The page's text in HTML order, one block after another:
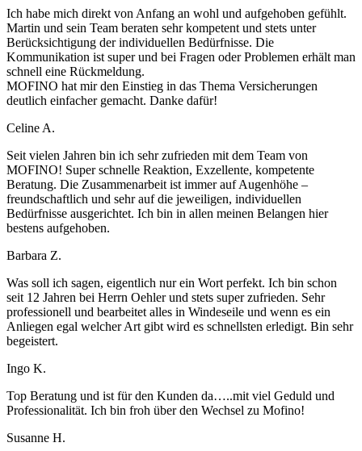
Ich habe mich direkt von Anfang an wohl und aufgehoben gefühlt.
Martin und sein Team beraten sehr kompetent und stets unter
Berücksichtigung der individuellen Bedürfnisse. Die
Kommunikation ist super und bei Fragen oder Problemen erhält man
schnell eine Rückmeldung.
MOFINO hat mir den Einstieg in das Thema Versicherungen
deutlich einfacher gemacht. Danke dafür!
Celine A.
Seit vielen Jahren bin ich sehr zufrieden mit dem Team von
MOFINO! Super schnelle Reaktion, Exzellente, kompetente
Beratung. Die Zusammenarbeit ist immer auf Augenhöhe –
freundschaftlich und sehr auf die jeweiligen, individuellen
Bedürfnisse ausgerichtet. Ich bin in allen meinen Belangen hier
bestens aufgehoben.
Barbara Z.
Was soll ich sagen, eigentlich nur ein Wort perfekt. Ich bin schon
seit 12 Jahren bei Herrn Oehler und stets super zufrieden. Sehr
professionell und bearbeitet alles in Windeseile und wenn es ein
Anliegen egal welcher Art gibt wird es schnellsten erledigt. Bin sehr
begeistert.
Ingo K.
Top Beratung und ist für den Kunden da…..mit viel Geduld und
Professionalität. Ich bin froh über den Wechsel zu Mofino!
Susanne H.